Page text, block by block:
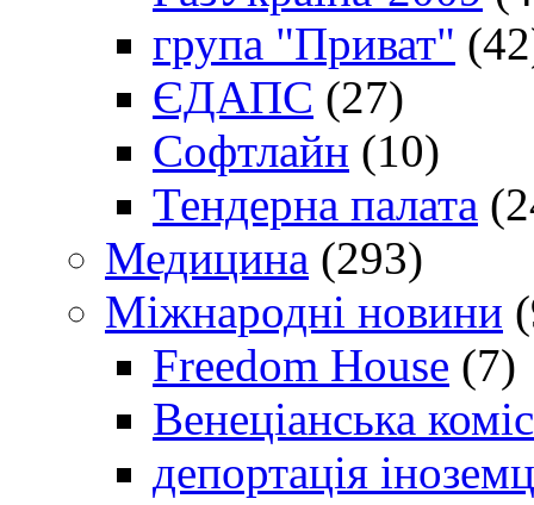
група "Приват"
ЄДАПС (27)
Софтлайн (10)
Тендерна палата
Медицина (293)
Міжнародні новини
Freedom House (7)
Венеціанська
депортація